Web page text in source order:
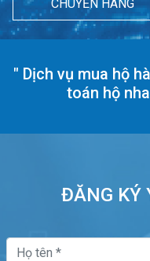
CHUYẾN HÀNG
" Dịch vụ mua hộ
toán hộ
ĐĂNG KÝ